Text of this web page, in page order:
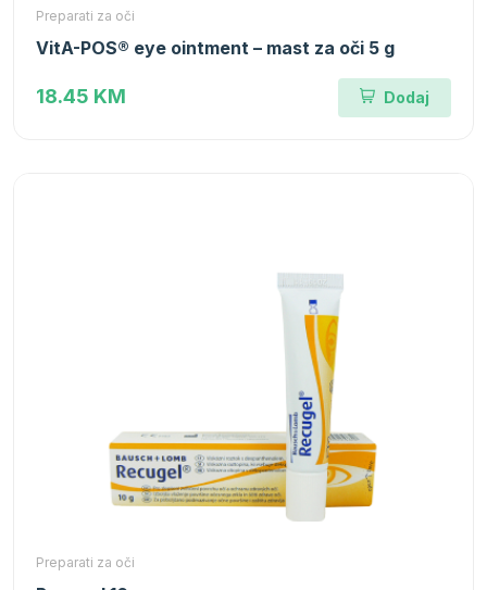
Preparati za oči
VitA-POS® eye ointment – mast za oči 5 g
18.45 KM Dodaj
Preparati za oči